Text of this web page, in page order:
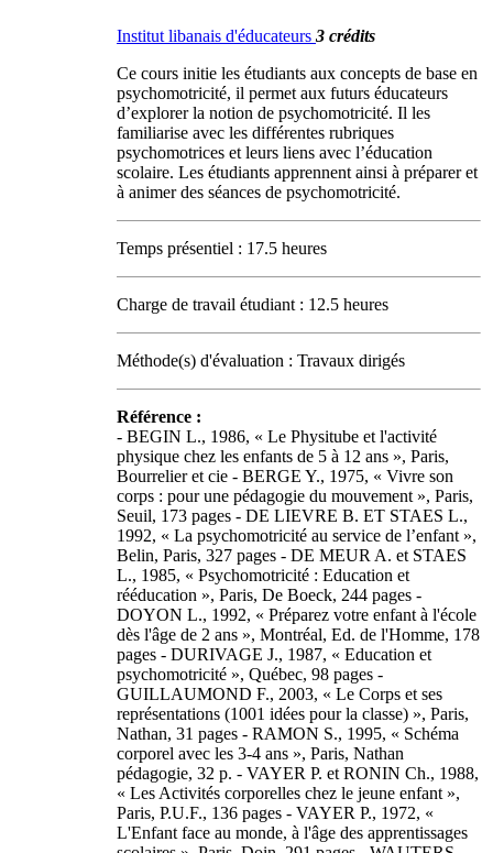
Institut libanais d'éducateurs 3 crédits
Ce cours initie les étudiants aux concepts de base en
psychomotricité, il permet aux futurs éducateurs
d’explorer la notion de psychomotricité. Il les
familiarise avec les différentes rubriques
psychomotrices et leurs liens avec l’éducation
scolaire. Les étudiants apprennent ainsi à préparer et
à animer des séances de psychomotricité.
Temps présentiel : 17.5 heures
Charge de travail étudiant : 12.5 heures
Méthode(s) d'évaluation : Travaux dirigés
Référence :
- BEGIN L., 1986, « Le Physitube et l'activité
physique chez les enfants de 5 à 12 ans », Paris,
Bourrelier et cie - BERGE Y., 1975, « Vivre son
corps : pour une pédagogie du mouvement », Paris,
Seuil, 173 pages - DE LIEVRE B. ET STAES L.,
1992, « La psychomotricité au service de l’enfant »,
Belin, Paris, 327 pages - DE MEUR A. et STAES
L., 1985, « Psychomotricité : Education et
rééducation », Paris, De Boeck, 244 pages -
DOYON L., 1992, « Préparez votre enfant à l'école
dès l'âge de 2 ans », Montréal, Ed. de l'Homme, 178
pages - DURIVAGE J., 1987, « Education et
psychomotricité », Québec, 98 pages -
GUILLAUMOND F., 2003, « Le Corps et ses
représentations (1001 idées pour la classe) », Paris,
Nathan, 31 pages - RAMON S., 1995, « Schéma
corporel avec les 3-4 ans », Paris, Nathan
pédagogie, 32 p. - VAYER P. et RONIN Ch., 1988,
« Les Activités corporelles chez le jeune enfant »,
Paris, P.U.F., 136 pages - VAYER P., 1972, «
L'Enfant face au monde, à l'âge des apprentissages